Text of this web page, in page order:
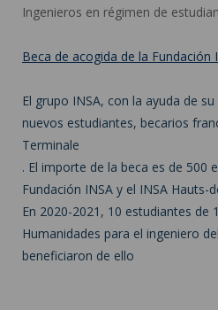
Ingenieros en régimen de
Beca de acogida de la Fundación
El grupo INSA, con la ayuda de
nuevos estudiantes, becarios
Terminale
. El importe de la beca es de 500
Fundación INSA y el INSA Hauts-
En 2020-2021, 10 estudiantes de
Humanidades para el ingeniero
beneficiaron de ello